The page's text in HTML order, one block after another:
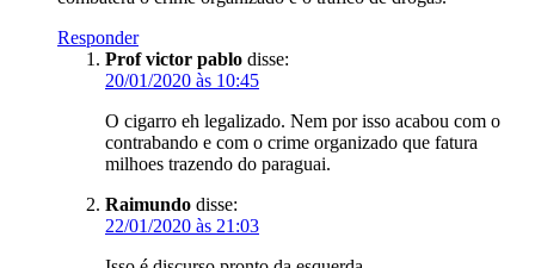
Responder
Prof victor pablo disse:
20/01/2020 às 10:45
O cigarro eh legalizado. Nem por isso acabou com o
contrabando e com o crime organizado que fatura
milhoes trazendo do paraguai.
Raimundo disse:
22/01/2020 às 21:03